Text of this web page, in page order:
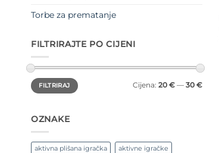
Torbe za prematanje
FILTRIRAJTE PO CIJENI
Min
cijena
Maks
cijenaFILTRIRAJ Cijena: 20 €— 30 €
OZNAKE
aktivna plišana igračka aktivne igračke